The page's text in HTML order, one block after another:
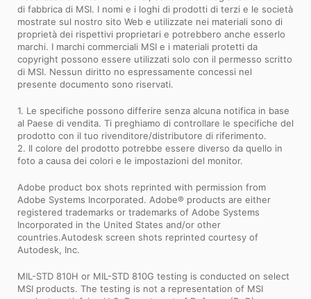
di fabbrica di MSI. I nomi e i loghi di prodotti di terzi e le società
mostrate sul nostro sito Web e utilizzate nei materiali sono di
proprietà dei rispettivi proprietari e potrebbero anche esserlo
marchi. I marchi commerciali MSI e i materiali protetti da
copyright possono essere utilizzati solo con il permesso scritto
di MSI. Nessun diritto no espressamente concessi nel
presente documento sono riservati.
1. Le specifiche possono differire senza alcuna notifica in base
al Paese di vendita. Ti preghiamo di controllare le specifiche del
prodotto con il tuo rivenditore/distributore di riferimento.
2. Il colore del prodotto potrebbe essere diverso da quello in
foto a causa dei colori e le impostazioni del monitor.
Adobe product box shots reprinted with permission from
Adobe Systems Incorporated. Adobe® products are either
registered trademarks or trademarks of Adobe Systems
Incorporated in the United States and/or other
countries.Autodesk screen shots reprinted courtesy of
Autodesk, Inc.
MIL-STD 810H or MIL-STD 810G testing is conducted on select
MSI products. The testing is not a representation of MSI